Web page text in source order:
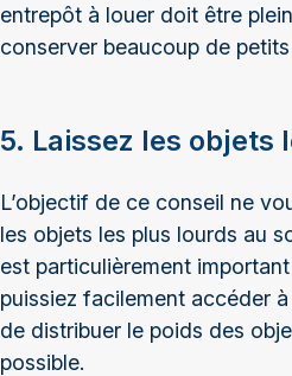
entrepôt à louer doit être
conserver beaucoup de
5. Laissez les objets
L’objectif de ce conseil ne
les objets les plus lourds au
est particulièrement
puissiez facilement accéder
de distribuer le poids des
possible.